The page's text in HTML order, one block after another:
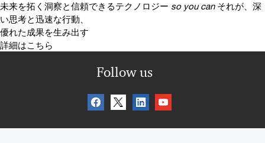
未来を拓く洞察と信頼できるテクノロジー so you can それが、深
い思考と迅速な行動、
優れた成果を生み出す
詳細はこちら
Follow us